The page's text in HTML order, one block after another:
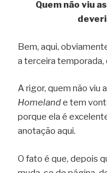
Quem não viu
Bem, aqui,
a terceira temporada,
A rigor, quem não viu
Homelande tem
porque ela é
anotação aqui.
O fato é que, depois